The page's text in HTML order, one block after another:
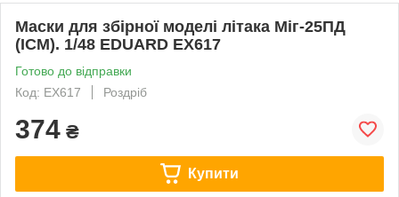
Маски для збірної моделі літака Міг-25ПД
(ICM). 1/48 EDUARD EX617
Готово до відправки
Код: EX617
Роздріб
374 ₴
Купити